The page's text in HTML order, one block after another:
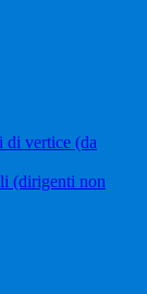
di vertice (da
(dirigenti non